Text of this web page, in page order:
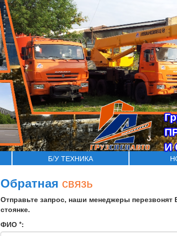
И
Б/У ТЕХНИКА
Обратная связь
Отправьте запрос, наши менеджеры
стоянке.
ФИО *: